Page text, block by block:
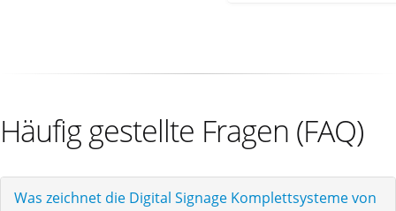
Häufig gestellte Fragen (FAQ)
Was zeichnet die Digital Signage Komplettsysteme von